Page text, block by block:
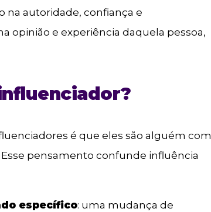
na autoridade, confiança e
opinião e experiência daquela pessoa,
é que eles são alguém com
Esse pensamento confunde influência
específico: uma mudança de